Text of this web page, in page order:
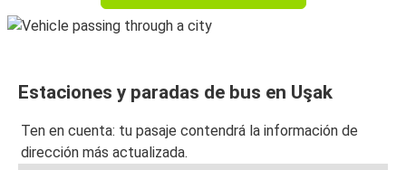
Estaciones y paradas de bus en Uşak
Ten en cuenta: tu pasaje contendrá la información de
dirección más actualizada.